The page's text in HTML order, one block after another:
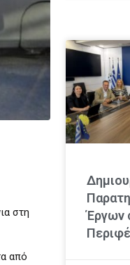
στη
από
Έργων